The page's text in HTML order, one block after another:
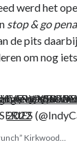
werd het
stop & go
de pits
om nog
after this single-car
@NBC
//
July 24, 2022
Kirkwood…